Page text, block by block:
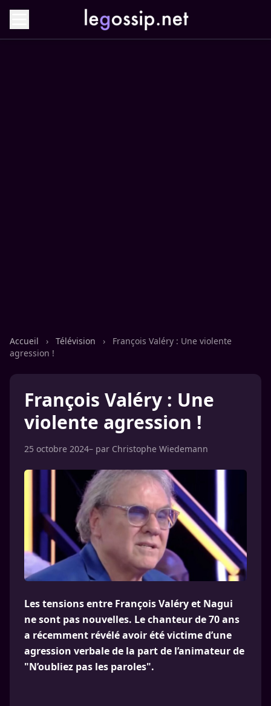
Accueil › Télévision ›
François Valéry : Une violente
agression !
François Valéry : Une
violente agression !
25 octobre 2024– par Christophe Wiedemann
Les tensions entre François Valéry et Nagui
ne sont pas nouvelles. Le chanteur de 70 ans
a récemment révélé avoir été victime d’une
agression verbale de la part de l’animateur de
"N’oubliez pas les paroles".